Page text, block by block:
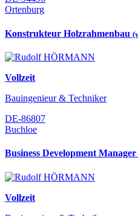
Ortenburg
Konstrukteur Holzrahmenbau
Vollzeit
Bauingenieur & Techniker
DE-86807
Buchloe
Business Development
Vollzeit